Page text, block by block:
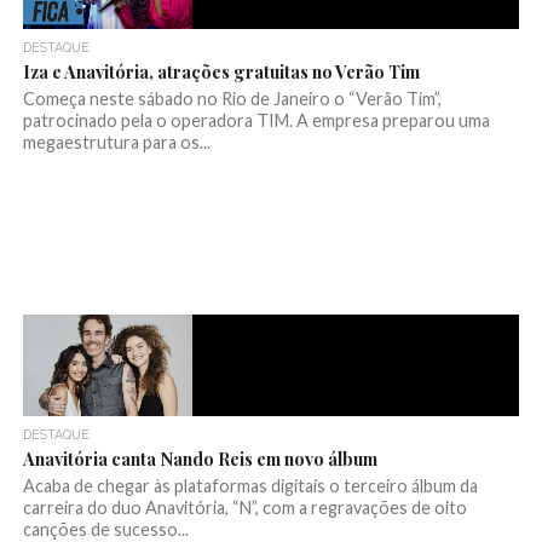
DESTAQUE
Iza e Anavitória, atrações gratuitas no Verão Tim
Começa neste sábado no Rio de Janeiro o “Verão Tim”,
patrocinado pela o operadora TIM. A empresa preparou uma
megaestrutura para os...
DESTAQUE
Anavitória canta Nando Reis em novo álbum
Acaba de chegar às plataformas digitais o terceiro álbum da
carreira do duo Anavitória, “N”, com a regravações de oito
canções de sucesso...